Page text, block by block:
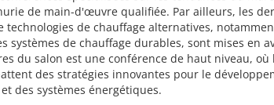
de main-d'œuvre qualifiée. Par ailleurs, les
technologies de chauffage alternatives,
systèmes de chauffage durables, sont mises en
du salon est une conférence de haut niveau, où
des stratégies innovantes pour le
des systèmes énergétiques.